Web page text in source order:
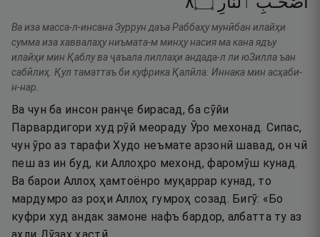
Ва иза масса-л-инсана Зуррун даъа Раббаҳу мунӣбан илайҳи
сумма иза хаввалаҳу ниъмата-м минҳу насия ма кана ядъу
илайҳи мин Қаблу ва ҷаъала лиллаҳи андада-л ли юЗилла ъан
сабӣлиҳ. Қул таматтаъ би куфрика Қалӣла. Иннака мин асҳаби-
н-нар.
Ва чун ба инсон ранҷе бирасад, ба сӯйи
Парвардигори худ рӯй меораду Ӯро мехонад. Сипас,
чун ӯро аз тарафи Худо неъмате арзонӣ шавад, он чӣ
пеш аз ин буд, ки Аллоҳро мехонд, фаромӯш кунад.
Ва барои Аллоҳ ҳамтоёнро муқаррар кунад, то
мардумро аз роҳи Аллоҳ гумроҳ созад. Бигӯ: «Бо
куфри худ андак замоне нафъ бардор, албатта ту аз